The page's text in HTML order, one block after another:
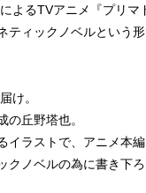
よるTVアニメ『プリマ
ィックノベルという
け。
の丘野塔也。
ラストで、アニメ本
ノベルの為に書き下